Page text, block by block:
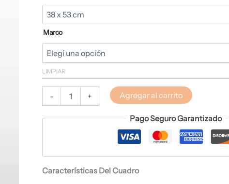
hasta
$ 68.960
Marco
LIMPIAR
- + Agregar al carrito
Pago Seguro Garantizado
Características Del Cuadro